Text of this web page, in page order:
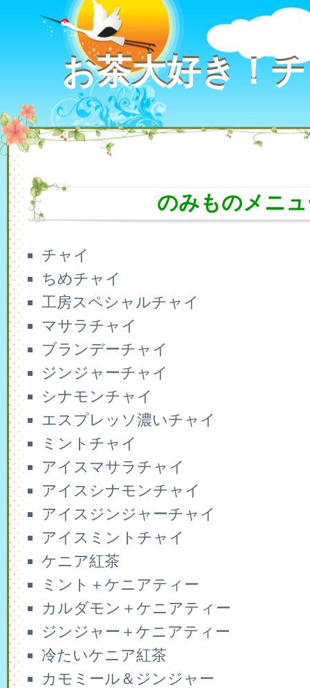
お茶大好き！
お茶大好き！
のみものメニ
チャイ
ちめチャイ
工房スペシャルチャイ
マサラチャイ
ブランデーチャイ
ジンジャーチャイ
シナモンチャイ
エスプレッソ濃いチャイ
ミントチャイ
アイスマサラチャイ
アイスシナモンチャイ
アイスジンジャーチャイ
アイスミントチャイ
ケニア紅茶
ミント＋ケニアティー
カルダモン＋ケニアティー
ジンジャー＋ケニアティー
冷たいケニア紅茶
カモミール＆ジンジャー